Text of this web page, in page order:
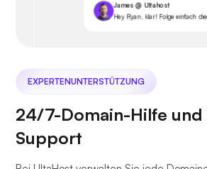
James @ Ultahost
Hey Ryan, klar! Folge einfach
EXPERTENUNTERSTÜTZUNG
24/7-Domain-Hilfe und
Support